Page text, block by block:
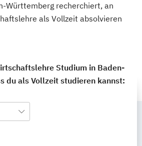
Württemberg recherchiert, an
als Vollzeit absolvieren
Studium in Baden-
du als Vollzeit studieren kannst: